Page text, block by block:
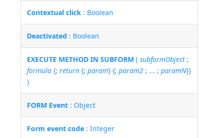
Contextual click : Boolean
Deactivated : Boolean
EXECUTE METHOD IN SUBFORM (subformObject ;
formula {;return {;param} {;param2 ; ... ;paramN}}
)
FORM Event : Object
Form event code : Integer